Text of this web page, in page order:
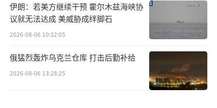
伊朗：若美方继续干预 霍尔木兹海峡协
议就无法达成 美威胁成绊脚石
2026-08-06 10:32:05
俄猛烈轰炸乌克兰仓库 打击后勤补给
2026-08-06 13:28:25